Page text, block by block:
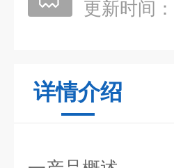
更新时间：
详情介绍